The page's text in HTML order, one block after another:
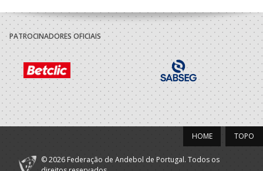
PATROCINADORES OFICIAIS
TOPO
HOME
© 2026 Federação de Andebol de Portugal. Todos os